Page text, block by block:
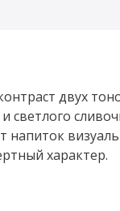
двух
светлого
напиток
характер.